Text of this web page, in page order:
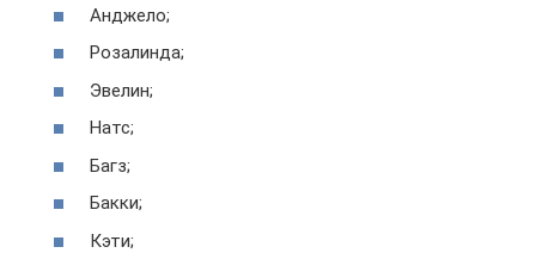
Анджело;
Розалинда;
Эвелин;
Натс;
Багз;
Бакки;
Кэти;